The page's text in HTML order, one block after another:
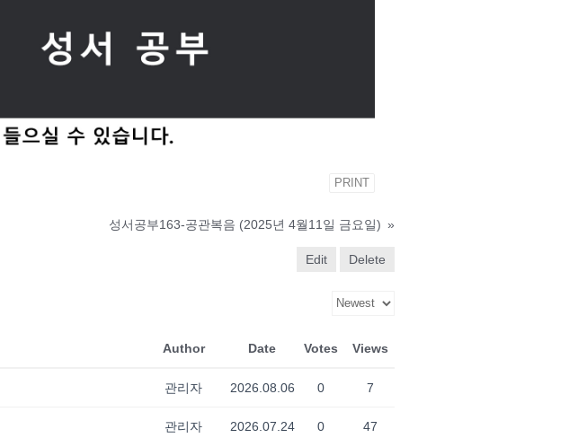
PRINT
성서공부163-공관복음 (2025년 4월11일 금요일) »
Edit Delete
Author Date Votes Views
관리자 2026.08.06 0 7
관리자 2026.07.24 0 47